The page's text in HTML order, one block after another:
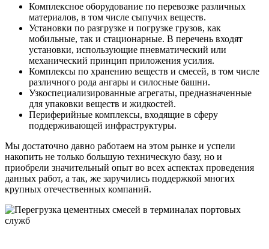
Комплексное оборудование по перевозке различных
материалов, в том числе сыпучих веществ.
Установки по разгрузке и погрузке грузов, как
мобильные, так и стационарные. В перечень входят
установки, использующие пневматический или
механический принцип приложения усилия.
Комплексы по хранению веществ и смесей, в том числе
различного рода ангары и силосные башни.
Узкоспециализированные агрегаты, предназначенные
для упаковки веществ и жидкостей.
Периферийные комплексы, входящие в сферу
поддерживающей инфраструктуры.
Мы достаточно давно работаем на этом рынке и успели
накопить не только большую техническую базу, но и
приобрели значительный опыт во всех аспектах проведения
данных работ, а так, же заручились поддержкой многих
крупных отечественных компаний.